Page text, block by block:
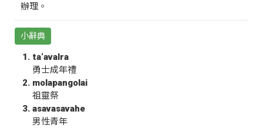
辦理。
小辭典
ta‘avalra
勇士成年禮
molapangolai
祖靈祭
asavasavahe
男性青年